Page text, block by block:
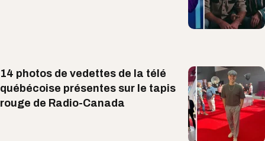
14 photos de vedettes de la télé
québécoise présentes sur le tapis
rouge de Radio-Canada